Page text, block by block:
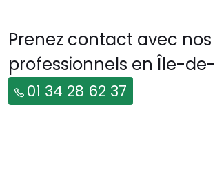
Prenez contact avec nos
professionnels en Île-
01 34 28 62 37